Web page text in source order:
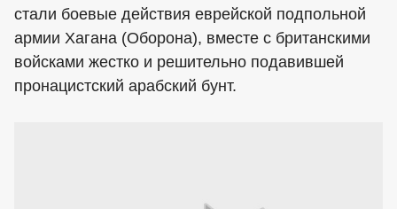
стали боевые действия еврейской подпольной
армии Хагана (Оборона), вместе с британскими
войсками жестко и решительно подавившей
пронацистский арабский бунт.